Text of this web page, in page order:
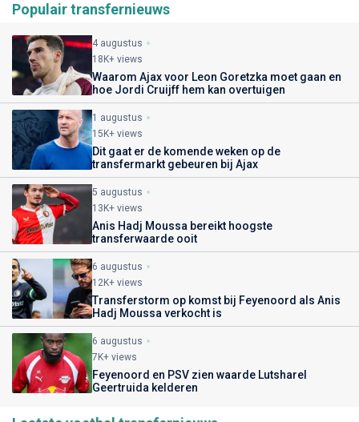
Populair transfernieuws
4 augustus
18K+ views
Waarom Ajax voor Leon Goretzka moet gaan en
hoe Jordi Cruijff hem kan overtuigen
1 augustus
15K+ views
Dit gaat er de komende weken op de
transfermarkt gebeuren bij Ajax
5 augustus
13K+ views
Anis Hadj Moussa bereikt hoogste
transferwaarde ooit
6 augustus
12K+ views
Transferstorm op komst bij Feyenoord als Anis
Hadj Moussa verkocht is
6 augustus
7K+ views
Feyenoord en PSV zien waarde Lutsharel
Geertruida kelderen